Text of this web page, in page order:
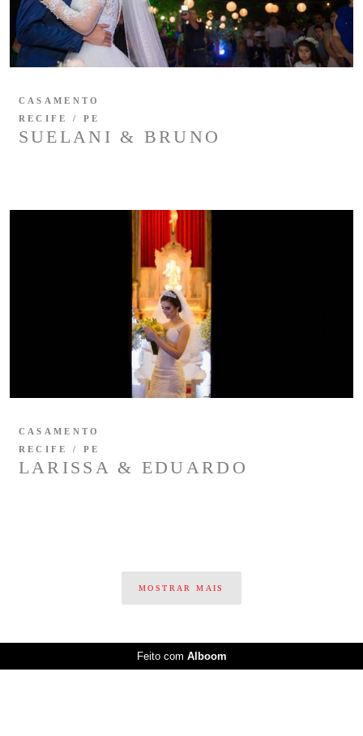
SUELANI & BRUNO
CASAMENTO
RECIFE / PE
LARISSA & EDUARDO
CASAMENTO
RECIFE / PE
MOSTRAR MAIS
Feito com Alboom